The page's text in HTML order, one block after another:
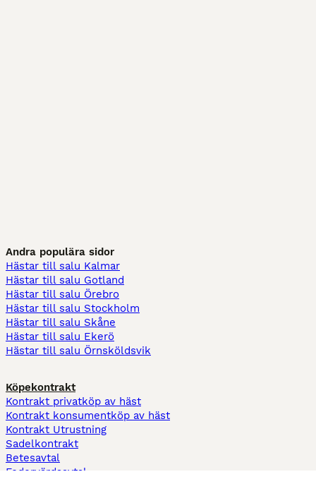
Andra populära sidor
Hästar till salu Kalmar
Hästar till salu Gotland
Hästar till salu Örebro
Hästar till salu Stockholm
Hästar till salu Skåne
Hästar till salu Ekerö
Hästar till salu Örnsköldsvik
Köpekontrakt
Kontrakt privatköp av häst
Kontrakt konsumentköp av häst
Kontrakt Utrustning
Sadelkontrakt
Betesavtal
Fodervärdsavtal